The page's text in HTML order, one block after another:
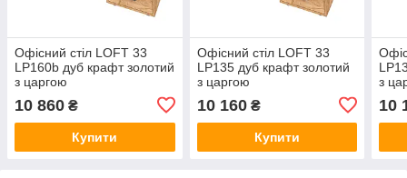
Офісний стіл LOFT 33
LP160b дуб крафт золотий
з царгою
10 860 ₴
Купити
Офісний стіл LOFT 33
LP135 дуб крафт золотий
з царгою
10 160₴
Купити
з
10